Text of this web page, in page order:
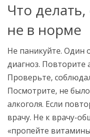
Что делать,
не в норме
Не паникуйте. Один
диагноз. Повторите
Проверьте,
Посмотрите, не было
алкоголя. Если
врачу. Не к врачу-
«пропейте